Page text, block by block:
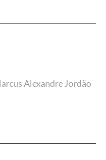
Alexandre Jordão